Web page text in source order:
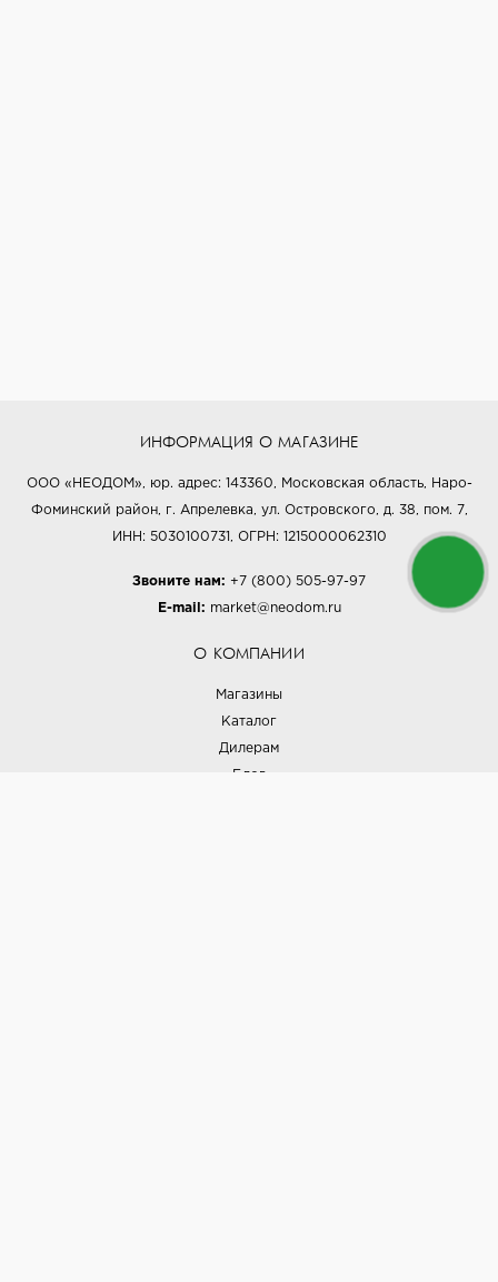
ИНФОРМАЦИЯ О МАГАЗИНЕ
ООО «НЕОДОМ», юр. адрес: 143360, Московская область, Наро-
Фоминский район, г. Апрелевка, ул. Островского, д. 38, пом. 7,
ИНН: 5030100731, ОГРН: 1215000062310
Звоните нам: +7 (800) 505-97-97
E-mail: market@neodom.ru
О КОМПАНИИ
Магазины
Каталог
Дилерам
Блог